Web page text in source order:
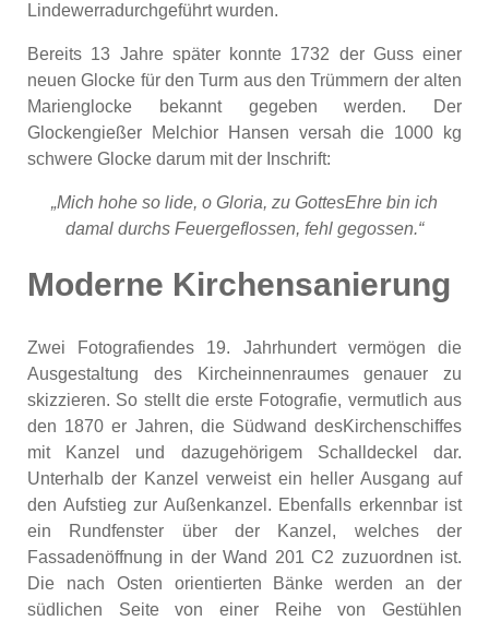
Lindewerradurchgeführt wurden.
Bereits 13 Jahre später konnte 1732 der Guss einer
neuen Glocke für den Turm aus den Trümmern der alten
Marienglocke bekannt gegeben werden. Der
Glockengießer Melchior Hansen versah die 1000 kg
schwere Glocke darum mit der Inschrift:
„Mich hohe so lide, o Gloria, zu GottesEhre bin ich
damal durchs Feuergeflossen, fehl gegossen.“
Moderne Kirchensanierung
Zwei Fotografiendes 19. Jahrhundert vermögen die
Ausgestaltung des Kircheinnenraumes genauer zu
skizzieren. So stellt die erste Fotografie, vermutlich aus
den 1870 er Jahren, die Südwand desKirchenschiffes
mit Kanzel und dazugehörigem Schalldeckel dar.
Unterhalb der Kanzel verweist ein heller Ausgang auf
den Aufstieg zur Außenkanzel. Ebenfalls erkennbar ist
ein Rundfenster über der Kanzel, welches der
Fassadenöffnung in der Wand 201 C2 zuzuordnen ist.
Die nach Osten orientierten Bänke werden an der
südlichen Seite von einer Reihe von Gestühlen